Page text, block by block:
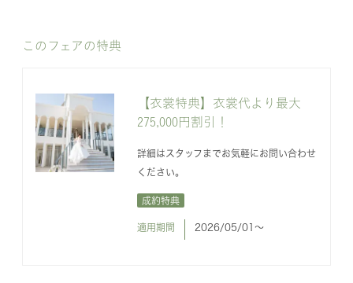
このフェアの特典
【衣裳特典】衣裳代より最大
275,000円割引！
詳細はスタッフまでお気軽にお問い合わせ
ください。
成約特典
適用期間 2026/05/01〜